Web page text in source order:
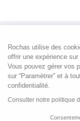
Rochas utilise des
offrir une expérience
Vous pouvez gérer
sur “Paramètrer” et
confidentialité.
Consulter notre